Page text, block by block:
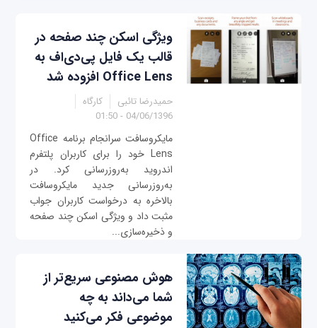
ویژگی اسکن چند صفحه در
قالب یک فایل پی‌دی‌اف به
Office Lens افزوده شد
حمیدرضا تائبی
کارگاه
04/06/1396 - 01:50
مایکروسافت سرانجام برنامه Office
Lens خود را برای کاربران پلتفرم
اندروید به‌روزرسانی کرد. در
به‌روزرسانی جدید مایکروسافت
بالاخره به درخواست کاربران جواب
مثبت داد و ویژگی اسکن چند صفحه
و ذخیره‌سازی...
هوش مصنوعی سریع‌تر از
شما می‌داند به چه
موضوعی فکر می‌کنید